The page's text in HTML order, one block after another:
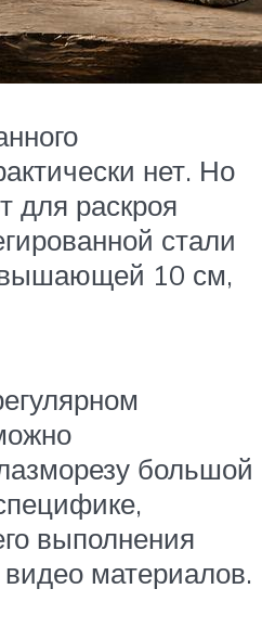
нет. Но
для раскроя
стали
10 см,
большой
выполнения
материалов.